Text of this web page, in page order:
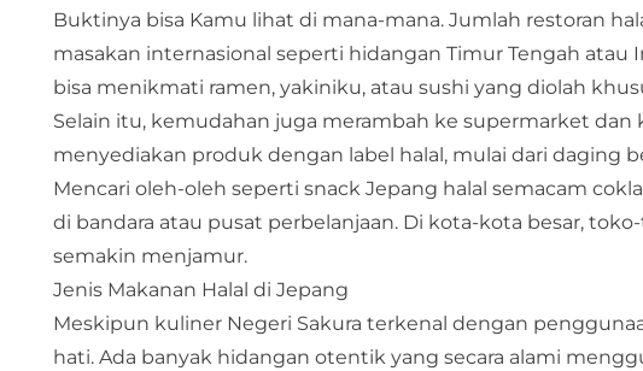
Buktinya bisa Kamu lihat di mana-mana. Jumlah restoran
masakan internasional seperti hidangan Timur Tengah
bisa menikmati ramen, yakiniku, atau sushi yang diolah
Selain itu, kemudahan juga merambah ke supermarket
menyediakan produk dengan label halal, mulai dari daging
Mencari oleh-oleh seperti snack Jepang halal semacam
di bandara atau pusat perbelanjaan. Di kota-kota besar,
semakin menjamur.
Jenis Makanan Halal di Jepang
Meskipun kuliner Negeri Sakura terkenal dengan
hati. Ada banyak hidangan otentik yang secara alami